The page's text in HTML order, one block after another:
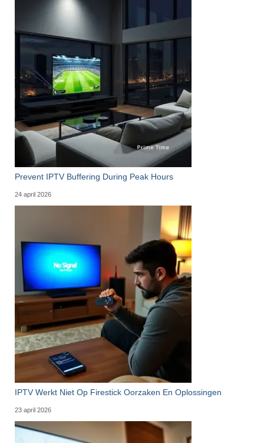
Prevent IPTV Buffering During Peak Hours
24 april 2026
IPTV Werkt Niet Op Firestick Oorzaken En Oplossingen
23 april 2026